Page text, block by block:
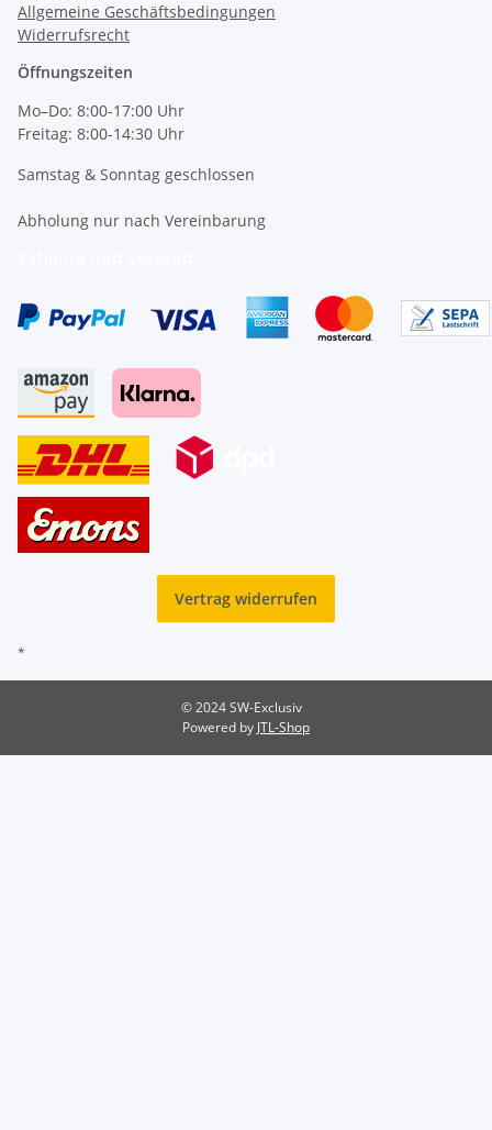
Allgemeine Geschäftsbedingungen
Widerrufsrecht
Öffnungszeiten
Mo–Do: 8:00-17:00 Uhr
Freitag: 8:00-14:30 Uhr
Samstag & Sonntag geschlossen
Abholung nur nach Vereinbarung
Vertrag widerrufen
*
© 2024 SW-Exclusiv
Powered by JTL-Shop